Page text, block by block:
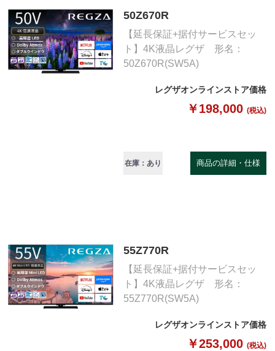
50Z670R
【延長保証+据付サービスセッ
ト】4K液晶レグザ 形名：
50Z670R(SW5A)
レグザオンラインストア価格
￥198,000 (税込)
在庫：あり 商品の詳細・仕様
55Z770R
【延長保証+据付サービスセッ
ト】4K液晶レグザ 形名：
55Z770R(SW5A)
レグザオンラインストア価格
￥253,000 (税込)